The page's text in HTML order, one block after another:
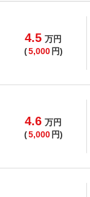
4.5 万円
(5,000 円)
4.6 万円
(5,000 円)